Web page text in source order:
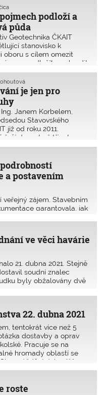
udržovat. Při
se musí předávat i
podloží a
půda
Geotechnika ČKAIT
stanovisko k
oboru s cílem omezit
výrazu „podloží“ a nahradit
pojmem „základová
je správný termín jen
částečně v dopravním
stavitelství. Ostatní
používat pojem
je jen pro
Janem Korbelem,
Stavovského
již od roku 2011.
řeší dvacet až třicet
se jedná o drobné
klienta se nevyplácí.
a postavením
veřejný zájem. Stavebním
garantovala, jak
být hlavním podkladem
ve věci havárie
21. dubna 2021. Stejně
soudní znalec
byly obžalovány dvě
Další jednání soudu se
zatím neodpověděl na
opravdu zodpovědný za
způsob oprav a
později prováděly.
22. dubna 2021
tentokrát více než 5
dostavby a oprav
Pracuje se na
hromady oblastí se
delegátů se
je k dispozici na
roste